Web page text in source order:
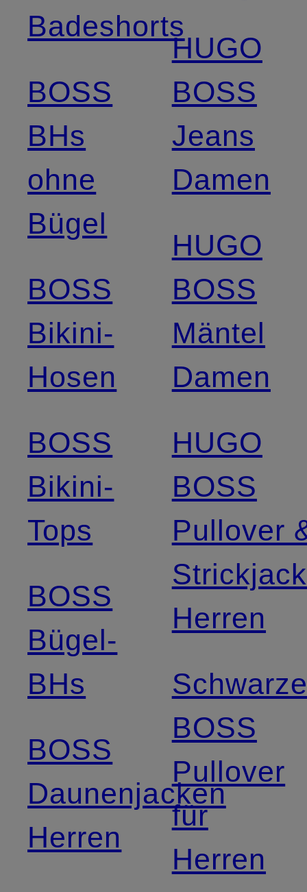
Badeshorts
BOSS
BHs
ohne
Bügel
BOSS
Bikini-
Hosen
BOSS
Bikini-
Tops
BOSS
Bügel-
BHs
BOSS
Daunenjacken
Herren
HUGO
BOSS
Jeans
Damen
HUGO
BOSS
Mäntel
Damen
HUGO
BOSS
Pullover
Herren
BOSS
Pullover
für
Herren